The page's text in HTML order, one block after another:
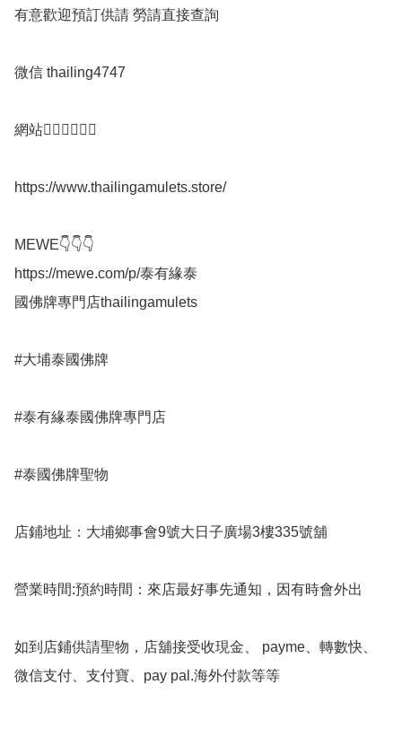
有意歡迎預訂供請 勞請直接查詢
微信 thailing4747
網站👇🏻👇🏻👇🏻
https://www.thailingamulets.store/
MEWE👇👇👇
https://mewe.com/p/泰有緣泰
國佛牌專門店thailingamulets
#大埔泰國佛牌
#泰有緣泰國佛牌專門店
#泰國佛牌聖物
店鋪地址：大埔鄉事會9號大日子廣場3樓335號舖
營業時間:預約時間：來店最好事先通知，因有時會外出
如到店鋪供請聖物，店舖接受收現金、 payme、轉數快、
微信支付、支付寶、pay pal.海外付款等等